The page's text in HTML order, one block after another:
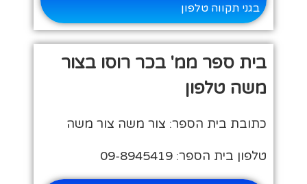
בגני תקווה טלפון
בית ספר ממ' בכר רוסו בצור
משה טלפון
כתובת בית הספר: צור משה צור משה
טלפון בית הספר: 09-8945419